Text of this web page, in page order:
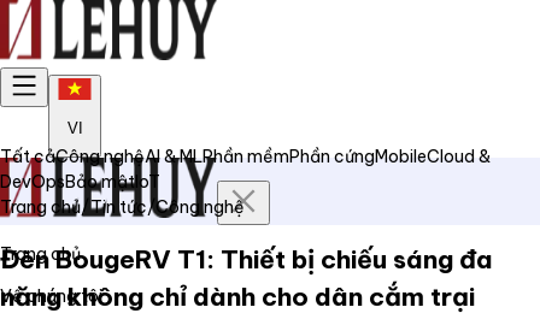
VI
Trang chủ
Về chúng tôi
Tất cảCông nghệAI & MLPhần mềmPhần cứngMobileCloud &
DevOpsBảo mậtIoT
Trang chủ/Tin tức/Công nghệ
Đèn BougeRV T1: Thiết bị chiếu sáng đa
năng không chỉ dành cho dân cắm trại